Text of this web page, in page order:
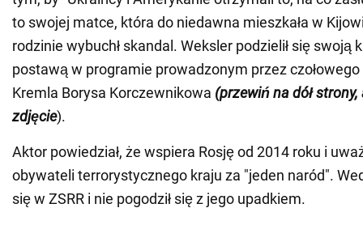
to swojej matce, która do niedawna mieszkała w
rodzinie wybuchł skandal. Weksler podzielił się swoją
postawą w programie prowadzonym przez
Kremla Borysa Korczewnikowa (przewiń na dół
zdjęcie).
Aktor powiedział, że wspiera Rosję od 2014 roku i
obywateli terrorystycznego kraju za "jeden naród".
się w ZSRR i nie pogodził się z jego upadkiem.